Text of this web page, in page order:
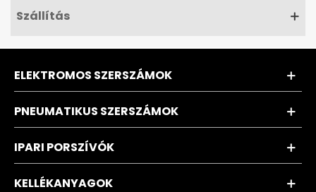
Szállítás
ELEKTROMOS SZERSZÁMOK
PNEUMATIKUS SZERSZÁMOK
IPARI PORSZÍVÓK
KELLÉKANYAGOK